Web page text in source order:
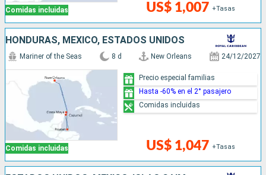
Comidas incluidas US$ 1,007 +Tasas
HONDURAS, MÉXICO, ESTADOS UNIDOS
Comidas incluidas
Mariner of the Seas 8 d New Orleans 24/12/2027
US$ 1,047 +Tasas
Precio especial familias
Hasta -60% en el 2° pasajero
Comidas incluidas